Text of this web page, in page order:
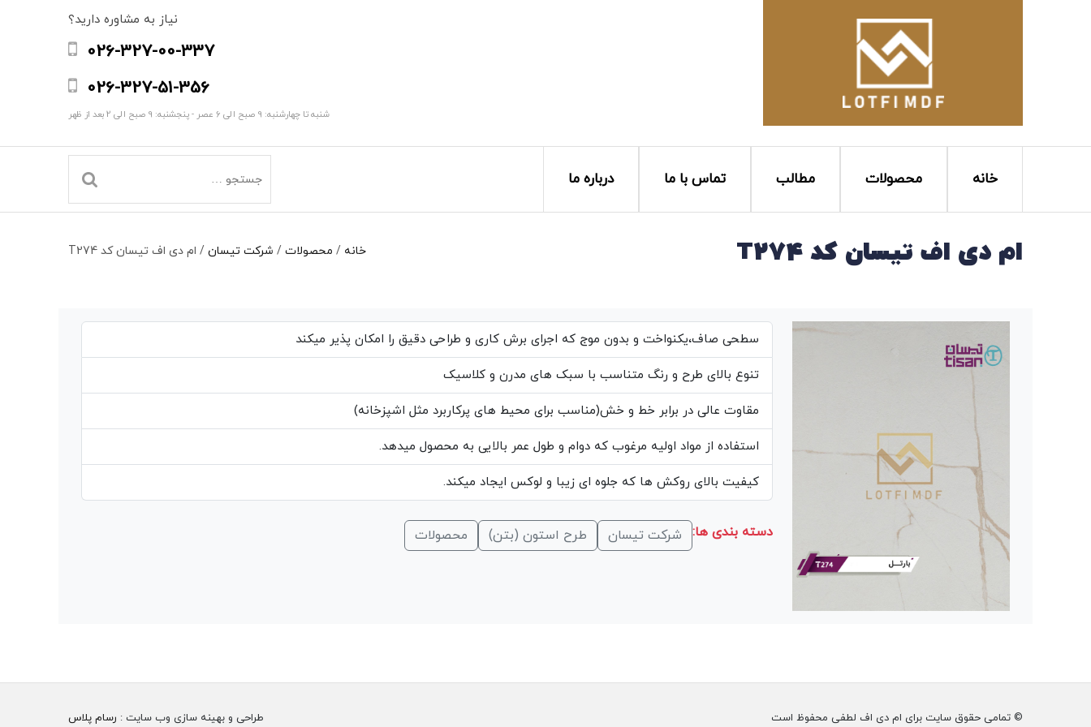
نیاز به مشاوره دارید؟
026-327-00-337
026-327-51-356
شنبه تا چهارشنبه: 9 صبح الی 6 عصر - پنجشنبه: 9 صبح الی 2 بعد از ظهر
خانه محصولات مطالب تماس با ما درباره ما
ام دی اف تیسان کد T274 خانه / محصولات / شرکت تیسان / ام دی اف تیسان کد T274
سطحی صاف،یکنواخت و بدون موج که اجرای برش کاری و طراحی دقیق را امکان پذیر میکند
تنوع بالای طرح و رنگ متناسب با سبک های مدرن و کلاسیک
مقاوت عالی در برابر خط و خش(مناسب برای محیط های پرکاربرد مثل اشپزخانه)
استفاده از مواد اولیه مرغوب که دوام و طول عمر بالایی به محصول میدهد.
کیفیت بالای روکش ها که جلوه ای زیبا و لوکس ایجاد میکند.
دسته بندی ها: شرکت تیسان طرح استون (بتن) محصولات
© تمامی حقوق سایت برای ام دی اف لطفی محفوظ است طراحی و بهینه سازی وب سایت : رسام پلاس